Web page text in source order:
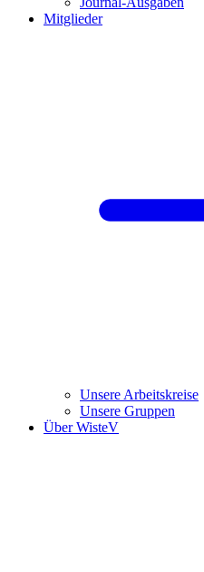
Mitglieder
Unsere Arbeitskreise
Unsere Gruppen
Über WisteV